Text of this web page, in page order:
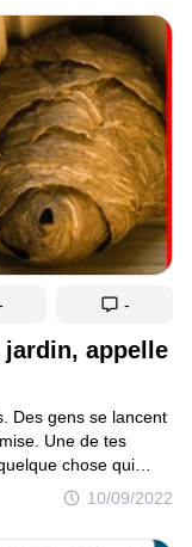
de téléphone
comme les parcs
la garde face
que révèle
appelle
10/09/2022
Des gens se lancent
Une de tes
chose qui
d’attraper
à bourdonner
y avait un nid
-